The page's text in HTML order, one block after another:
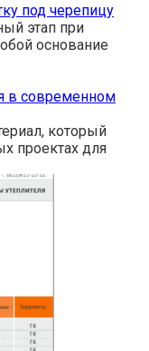
под черепицу
этап при
основание
в современном
который
проектах для